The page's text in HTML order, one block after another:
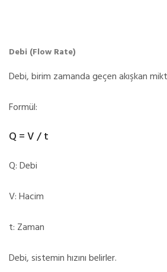
Debi (Flow Rate)
Debi, birim zamanda geçen akışkan
Formül:
Q = V / t
Q: Debi
V: Hacim
t: Zaman
Debi, sistemin hızını belirler.